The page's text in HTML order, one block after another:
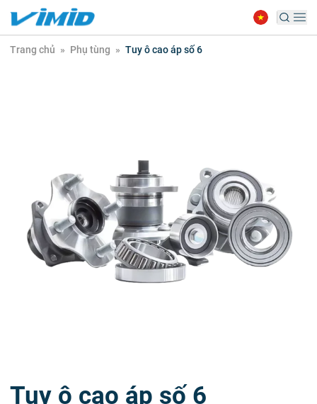
Trang chủ » Phụ tùng » Tuy ô cao áp số 6
Tuy ô cao áp số 6